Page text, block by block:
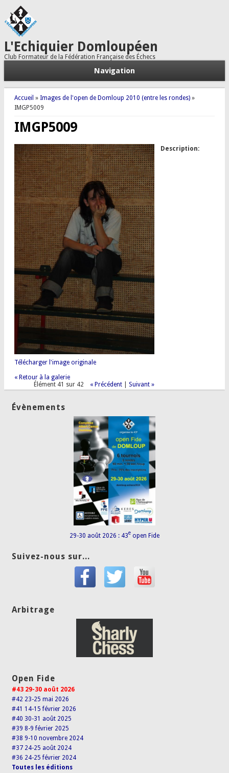
L'Echiquier Domloupéen
Club Formateur de la Fédération Française des Échecs
Navigation
Vous êtes ici
Accueil » Images de l'open de Domloup 2010 (entre les rondes)»
IMGP5009
IMGP5009
Télécharger l'image originale
« Retour à la galerie
Élément 41 sur 42
« Précédent |Suivant »
Description:
Évènements
29-30 août 2026 : 43e open Fide
Suivez-nous sur...
Arbitrage
Open Fide
#43 29-30 août 2026
#42 23-25 mai 2026
#41 14-15 février 2026
#40 30-31 août 2025
#39 8-9 février 2025
#38 9-10 novembre 2024
#37 24-25 août 2024
#36 24-25 février 2024
Toutes les éditions